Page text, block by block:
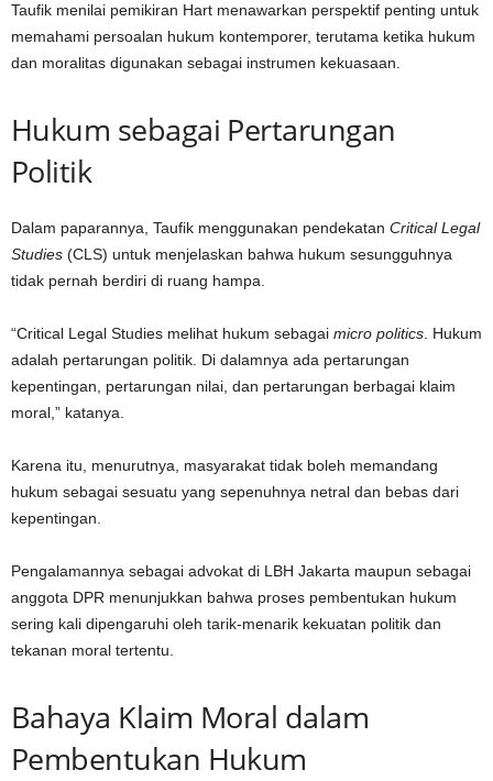
Taufik menilai pemikiran Hart menawarkan perspektif penting untuk
memahami persoalan hukum kontemporer, terutama ketika hukum
dan moralitas digunakan sebagai instrumen kekuasaan.
Hukum sebagai Pertarungan
Politik
Dalam paparannya, Taufik menggunakan pendekatan Critical Legal
Studies (CLS) untuk menjelaskan bahwa hukum sesungguhnya
tidak pernah berdiri di ruang hampa.
“Critical Legal Studies melihat hukum sebagai micro politics . Hukum
adalah pertarungan politik. Di dalamnya ada pertarungan
kepentingan, pertarungan nilai, dan pertarungan berbagai klaim
moral,” katanya.
Karena itu, menurutnya, masyarakat tidak boleh memandang
hukum sebagai sesuatu yang sepenuhnya netral dan bebas dari
kepentingan.
Pengalamannya sebagai advokat di LBH Jakarta maupun sebagai
anggota DPR menunjukkan bahwa proses pembentukan hukum
sering kali dipengaruhi oleh tarik-menarik kekuatan politik dan
tekanan moral tertentu.
Bahaya Klaim Moral dalam
Pembentukan Hukum